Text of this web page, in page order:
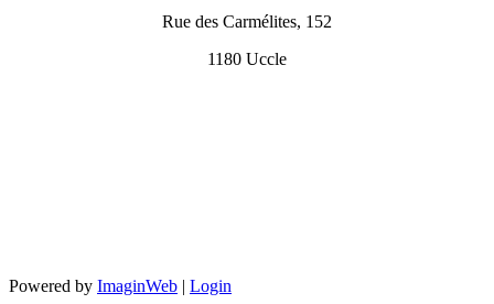
Rue des Carmélites, 152
1180 Uccle
Powered by ImaginWeb | Login